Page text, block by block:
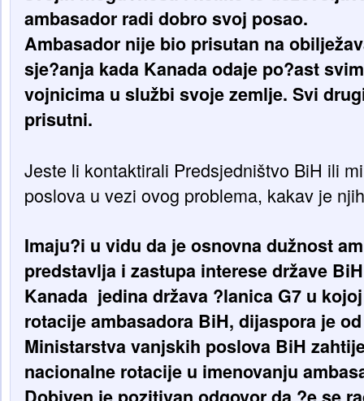
ambasador radi dobro svoj posao.
Ambasador nije bio prisutan na
sje?anja kada Kanada odaje po?ast
vojnicima u službi svoje zemlje. Svi
prisutni.
Jeste li kontaktirali Predsjedništvo BiH ili
poslova u vezi ovog problema, kakav je
Imaju?i u vidu da je osnovna dužnost
predstavlja i zastupa interese države
Kanada jedina država ?lanica G7 u
rotacije ambasadora BiH, dijaspora je
Ministarstva vanjskih poslova BiH
nacionalne rotacije u imenovanju